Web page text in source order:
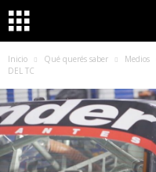
Inicio Qué querés saber Medios
DEL TC